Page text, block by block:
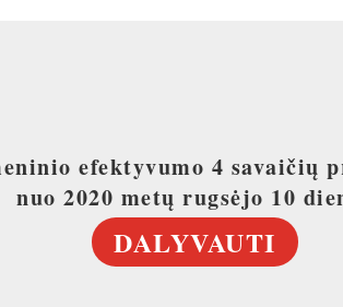
efektyvumo 4 savaičių
nuo 2020 metų rugsėjo 10
DALYVAUTI